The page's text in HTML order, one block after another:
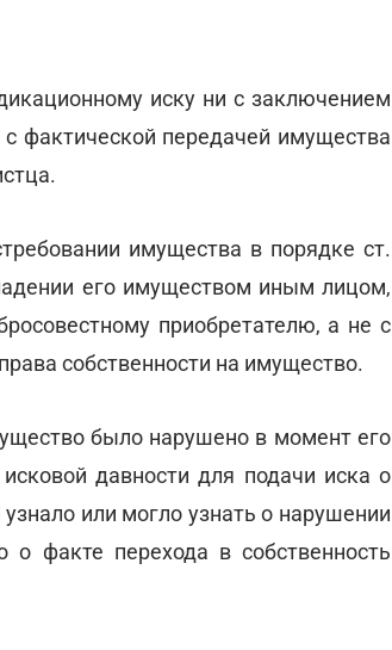
иску ни с заключением
фактической передачей имущества
имущества в порядке ст.
его имуществом иным лицом,
приобретателю, а не с
собственности на имущество.
было нарушено в момент его
давности для подачи иска о
или могло узнать о нарушении
факте перехода в собственность